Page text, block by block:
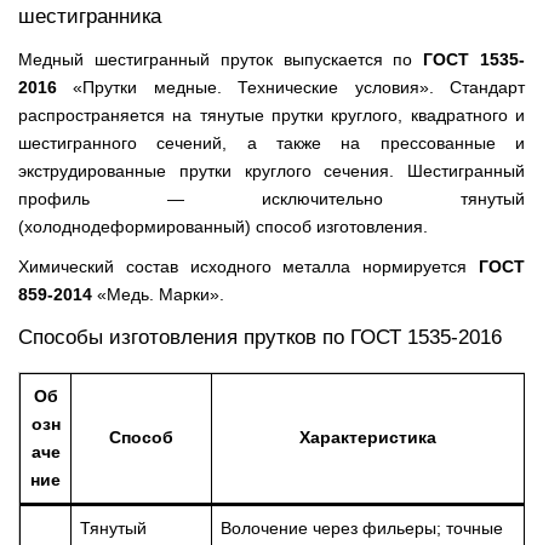
шестигранника
Медный шестигранный пруток выпускается по ГОСТ 1535-
2016 «Прутки медные. Технические условия». Стандарт
распространяется на тянутые прутки круглого, квадратного и
шестигранного сечений, а также на прессованные и
экструдированные прутки круглого сечения. Шестигранный
профиль — исключительно тянутый
(холоднодеформированный) способ изготовления.
Химический состав исходного металла нормируется ГОСТ
859-2014 «Медь. Марки».
Способы изготовления прутков по ГОСТ 1535-2016
Об
озн
аче
ние
Способ Характеристика
Тянутый
Волочение через фильеры; точные